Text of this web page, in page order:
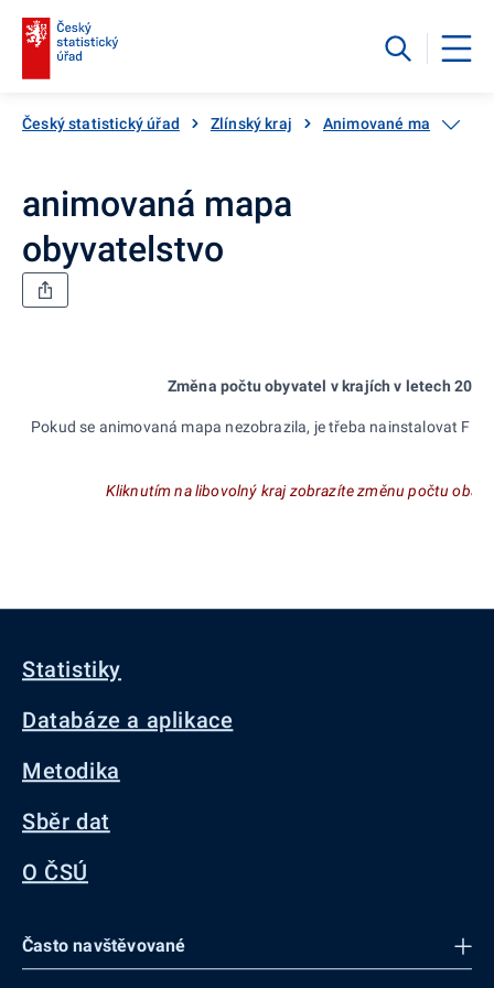
Český statistický úřad Zlínský kraj Animované mapy
animovaná mapa
obyvatelstvo
Změna počtu obyvatel v krajích v letech
Pokud se animovaná mapa nezobrazila, je třeba nainstalovat
Kliknutím na libovolný kraj zobrazíte změnu počtu
Statistiky
Databáze a aplikace
Metodika
Sběr dat
O ČSÚ
Často navštěvované